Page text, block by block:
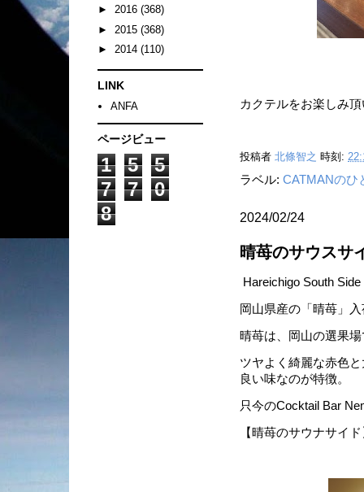
カクテルをお楽しみ
投稿者 北條智之 時刻:
ラベル: CATMANのひ
2024/02/24
晴苺のサウスサ
Hareichigo South Side
岡山県産の「晴苺」
晴苺は、岡山の選果
ツヤよく綺麗な赤色
良い味なのが特徴。
只今のCocktail Bar
【晴苺のサウナサイ
► 2016 (368)
► 2015 (368)
► 2014 (110)
LINK
ANFA
ページビュー
1 5
5
7
7
0
8